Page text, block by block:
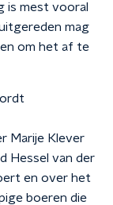
is mest vooral
mag
om het af te
Marije Klever
Hessel van der
en over het
boeren die